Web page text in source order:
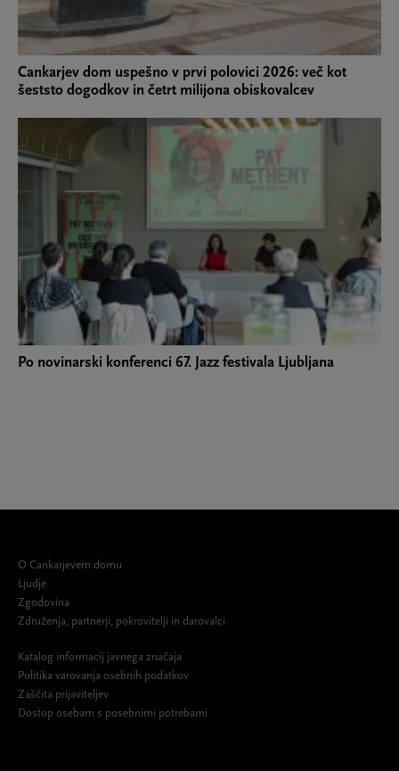
Cankarjev dom uspešno v prvi polovici 2026: več kot
šeststo dogodkov in četrt milijona obiskovalcev
Po novinarski konferenci 67. Jazz festivala Ljubljana
O Cankarjevem domu
Ljudje
Zgodovina
Združenja, partnerji, pokrovitelji in darovalci
Katalog informacij javnega značaja
Politika varovanja osebnih podatkov
Zaščita prijaviteljev
Dostop osebam s posebnimi potrebami